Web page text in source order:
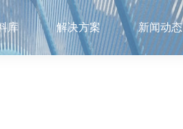
库 解决方案 新闻动态